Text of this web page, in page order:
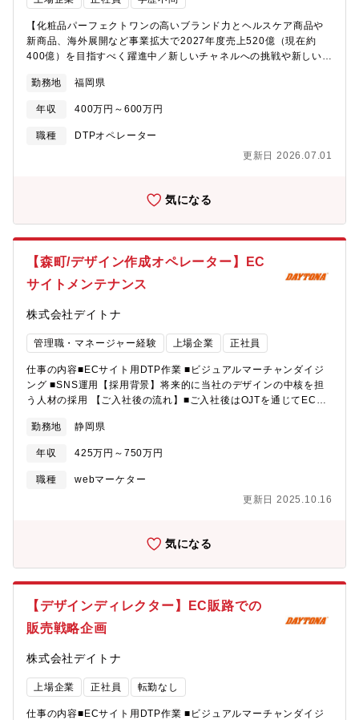
【化粧品パーフェクトワンの高いブランド力とヘルスケア商品や
新商品、海外展開など事業拡大で2027年度売上520億（現在約
400億）を目指すべく躍進中／新しいチャネルへの挑戦や新しいア
若手メンバーが多い組織となっており、今後の成長拡大の為に外
部より即戦力の採用を行い、これまでにない新しいやり方や発想
を取り入れ、新たな顧客獲得を強化する為の増員となります。そ
の為、新しいアイデアや企画提案をしていただける方歓迎です！
メディアプロモーション課のクリエイティブチームへの配属とな
務内容】・新聞広告や折込チラシ等で通販広告紙面の企画立案～
制作～ディレクション業務～効果検証・広告紙面の入稿、校正作
業・制作会社や広告代理店とのやりとり、進捗・スケジュール管
理・社内関連部署との調整業務・お客様の声などの情報収集を行
い、広告に関する新しいアイデアの企画提案など※将来的には、
TVCMなどのインフォマーシャル等の企画立案～ディレクション
～効果測定分析なども経験いただくこともあります。
勤務地 福岡県
年収 400万円～600万円
職種
DTPオペレーター
更新日 2026.07.01
気になる
【森町/デザイン作成オペレーター】EC
サイトメンテナンス
株式会社デイトナ
管理職・マネージャー経験 上場企業 正社員
仕事の内容■ECサイト用DTP作業 ■ビジュアルマーチャンダイジ
ング ■SNS運用【採用背景】将来的に当社のデザインの中核を担
う人材の採用 【ご入社後の流れ】■ご入社後はOJTを通じてECサ
務の一連の流れをご経験いただきます。ご希望やご経験に応じて
デザインディレクターの業務をお任せしていきます。また、将来
的にはEC販路での販売戦略企画やマネジメント等の業務について
もお任せします。
勤務地 静岡県
年収 425万円～750万円
職種
webマーケター
更新日 2025.10.16
気になる
【デザインディレクター】EC販路での
販売戦略企画
株式会社デイトナ
上場企業 正社員 転勤なし
仕事の内容■ECサイト用DTP作業 ■ビジュアルマーチャンダイジ